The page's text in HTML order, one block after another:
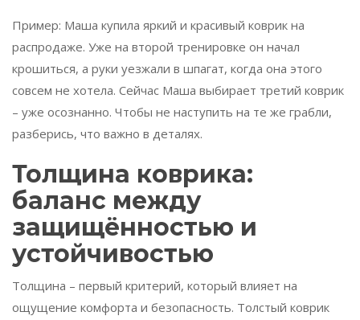
Пример: Маша купила яркий и красивый коврик на
распродаже. Уже на второй тренировке он начал
крошиться, а руки уезжали в шпагат, когда она этого
совсем не хотела. Сейчас Маша выбирает третий коврик
– уже осознанно. Чтобы не наступить на те же грабли,
разберись, что важно в деталях.
Толщина коврика:
баланс между
защищённостью и
устойчивостью
Толщина – первый критерий, который влияет на
ощущение комфорта и безопасность. Толстый коврик